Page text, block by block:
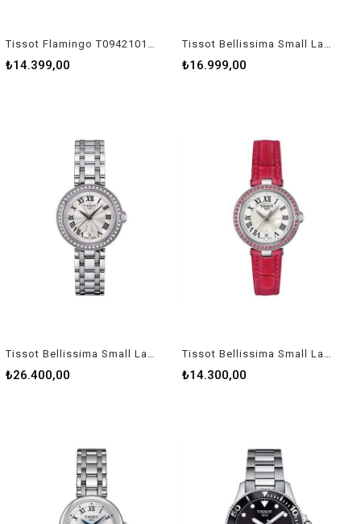
Tissot Flamingo T0942101111601 Kadın Kol Saati T094.210.11.116.01
₺14.399,00
Tissot Bellissima Small Lady T1260102201301 Kadın Kol Saati T126.010.22.013.01
₺16.999,00
₺26.400,00 ₺14.300,00